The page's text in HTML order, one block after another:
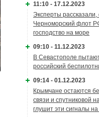
11:10 - 17.12.2023
Эксперты
Черноморский флот
господство на море
09:10 - 11.12.2023
В Севастополе
российский
09:14 - 01.12.2023
Крымчане остаются
связи и спутниковой
глушит эти сигналы